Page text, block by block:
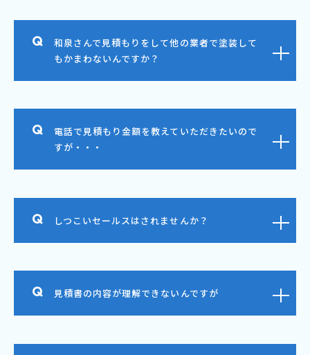
和泉さんで見積もりをして他の業者で塗装して
もかまわないんですか？
電話で見積もり金額を教えていただきたいので
すが・・・
しつこいセールスはされませんか？
見積書の内容が理解できないんですが